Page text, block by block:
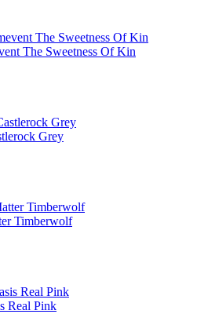
The Sweetness Of Kin
Grey
Timberwolf
Real Pink